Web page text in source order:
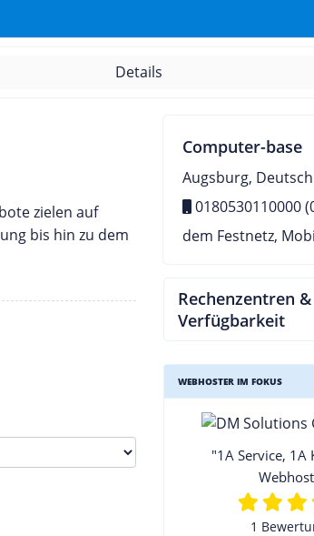
Details
zielen auf
bis hin zu dem
Computer-base
Augsburg,
0180530110000
dem Festnetz,
Rechenzentren &
Verfügbarkeit
WEBHOSTER IM FOKUS
"1A Service, 1A
1